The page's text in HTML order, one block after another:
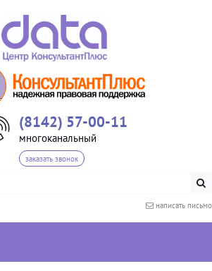
(8142) 57-00-11
многоканальный
заказать звонок
написать письмо